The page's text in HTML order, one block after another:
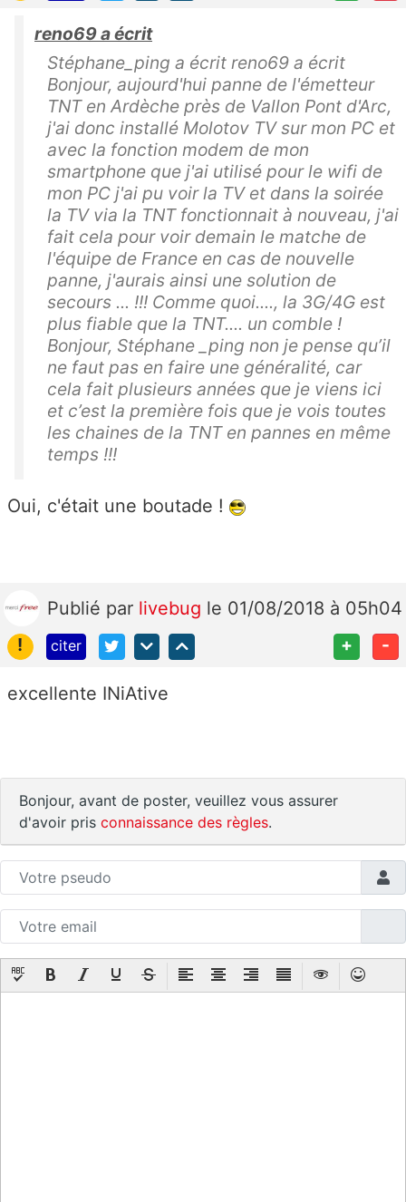
reno69 a écrit
Stéphane_ping a écrit reno69 a écrit
Bonjour, aujourd'hui panne de l'émetteur
TNT en Ardèche près de Vallon Pont d'Arc,
j'ai donc installé Molotov TV sur mon PC et
avec la fonction modem de mon
smartphone que j'ai utilisé pour le wifi de
mon PC j'ai pu voir la TV et dans la soirée
la TV via la TNT fonctionnait à nouveau, j'ai
fait cela pour voir demain le matche de
l'équipe de France en cas de nouvelle
panne, j'aurais ainsi une solution de
secours ... !!! Comme quoi...., la 3G/4G est
plus fiable que la TNT.... un comble !
Bonjour, Stéphane _ping non je pense qu’il
ne faut pas en faire une généralité, car
cela fait plusieurs années que je viens ici
et c’est la première fois que je vois toutes
les chaines de la TNT en pannes en même
temps !!!
Oui, c'était une boutade !
Publié par livebug le 01/08/2018 à 05h04
!
citer + -
excellente INiAtive
Bonjour, avant de poster, veuillez vous assurer
d'avoir pris connaissance des règles.